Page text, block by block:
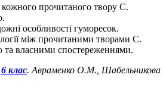
прочитаного твору С.
особливості гуморесок.
між прочитаними творами С.
та власними спостереженнями.
6 клас. Авраменко О.М., Шабельникова